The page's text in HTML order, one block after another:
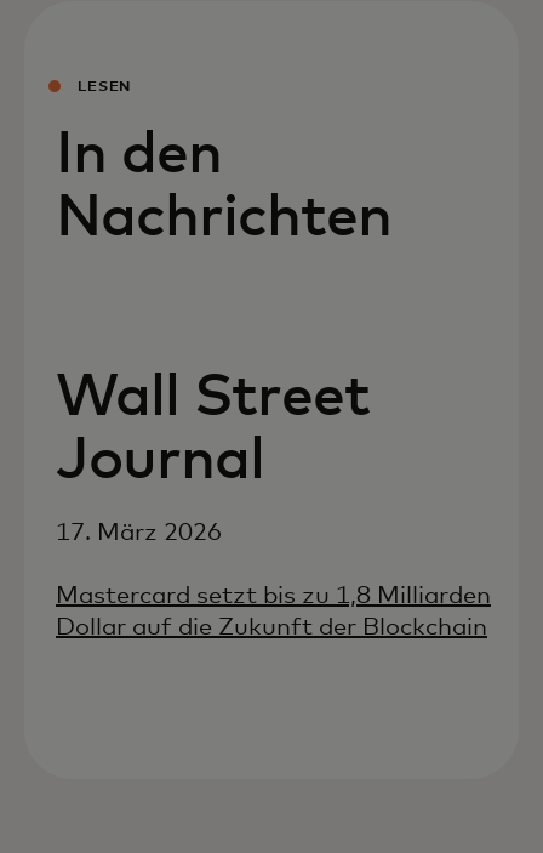
LESEN
In den
Nachrichten
Wall Street
Journal
17. März 2026
Mastercard setzt bis zu 1,8 Milliarden
Dollar auf die Zukunft der Blockchain